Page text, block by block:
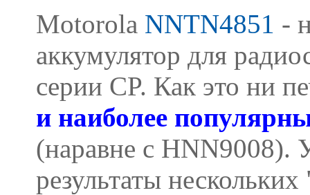
Motorola NNTN4851 -
аккумулятор для
серии CP. Как это ни
и наиболее
(наравне с HNN9008).
результаты